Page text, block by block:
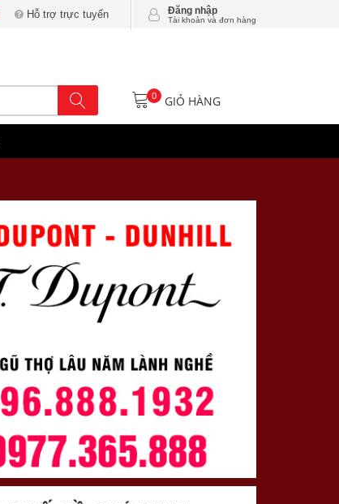
Hỗ trợ trực tuyến Đăng nhập
Tài khoản và đơn hàng
0 GIỎ HÀNG